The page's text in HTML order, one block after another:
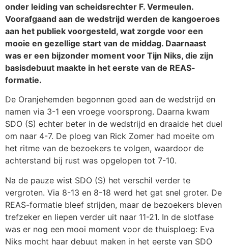
onder leiding van scheidsrechter F. Vermeulen.
Voorafgaand aan de wedstrijd werden de kangoeroes
aan het publiek voorgesteld, wat zorgde voor een
mooie en gezellige start van de middag. Daarnaast
was er een bijzonder moment voor Tijn Niks, die zijn
basisdebuut maakte in het eerste van de REAS-
formatie.
De Oranjehemden begonnen goed aan de wedstrijd en
namen via 3-1 een vroege voorsprong. Daarna kwam
SDO (S) echter beter in de wedstrijd en draaide het duel
om naar 4-7. De ploeg van Rick Zomer had moeite om
het ritme van de bezoekers te volgen, waardoor de
achterstand bij rust was opgelopen tot 7-10.
Na de pauze wist SDO (S) het verschil verder te
vergroten. Via 8-13 en 8-18 werd het gat snel groter. De
REAS-formatie bleef strijden, maar de bezoekers bleven
trefzeker en liepen verder uit naar 11-21. In de slotfase
was er nog een mooi moment voor de thuisploeg: Eva
Niks mocht haar debuut maken in het eerste van SDO